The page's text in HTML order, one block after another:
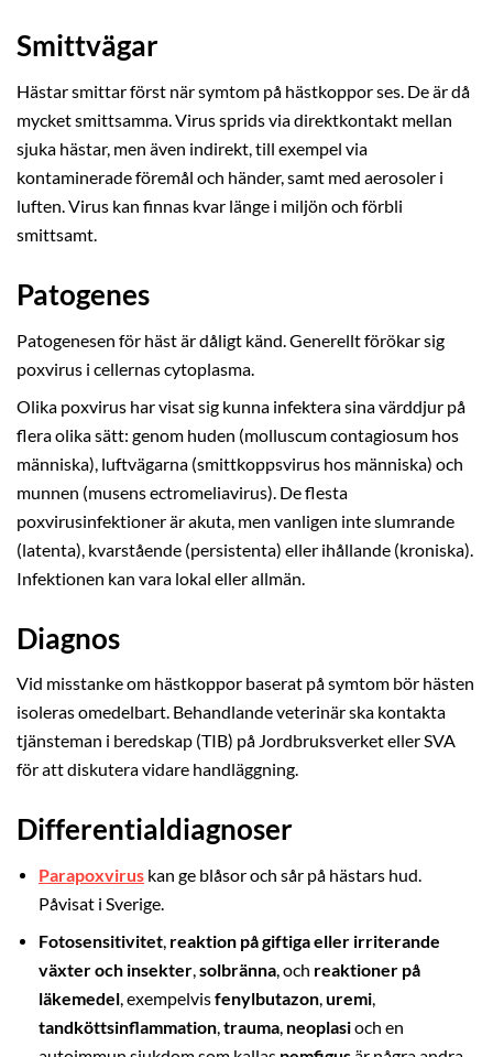
Smittvägar
Hästar smittar först när symtom på hästkoppor ses. De är då
mycket smittsamma. Virus sprids via direktkontakt mellan
sjuka hästar, men även indirekt, till exempel via
kontaminerade föremål och händer, samt med aerosoler i
luften. Virus kan finnas kvar länge i miljön och förbli
smittsamt.
Patogenes
Patogenesen för häst är dåligt känd. Generellt förökar sig
poxvirus i cellernas cytoplasma.
Olika poxvirus har visat sig kunna infektera sina värddjur på
flera olika sätt: genom huden (molluscum contagiosum hos
människa), luftvägarna (smittkoppsvirus hos människa) och
munnen (musens ectromeliavirus). De flesta
poxvirusinfektioner är akuta, men vanligen inte slumrande
(latenta), kvarstående (persistenta) eller ihållande (kroniska).
Infektionen kan vara lokal eller allmän.
Diagnos
Vid misstanke om hästkoppor baserat på symtom bör hästen
isoleras omedelbart. Behandlande veterinär ska kontakta
tjänsteman i beredskap (TIB) på Jordbruksverket eller SVA
för att diskutera vidare handläggning.
Differentialdiagnoser
Parapoxvirus kan ge blåsor och sår på hästars hud.
Påvisat i Sverige.
Fotosensitivitet, reaktion på giftiga eller irriterande
växter och insekter,solbränna, och reaktioner på
läkemedel, exempelvisfenylbutazon,uremi,
tandköttsinflammation,trauma, neoplasioch en